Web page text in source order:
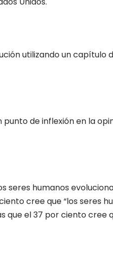
utilizando un capítulo
de inflexión en la
seres humanos
cree que “los seres
el 37 por ciento cree